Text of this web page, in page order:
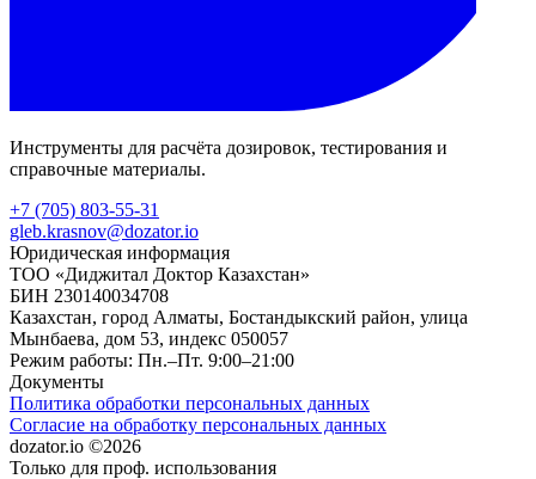
Инструменты для расчёта дозировок, тестирования и
справочные материалы.
+7 (705) 803-55-31
gleb.krasnov@dozator.io
Юридическая информация
ТОО «Диджитал Доктор Казахстан»
БИН 230140034708
Казахстан, город Алматы, Бостандыкский район, улица
Мынбаева, дом 53, индекс 050057
Режим работы: Пн.–Пт. 9:00–21:00
Документы
Политика обработки персональных данных
Согласие на обработку персональных данных
dozator.io ©2026
Только для проф. использования